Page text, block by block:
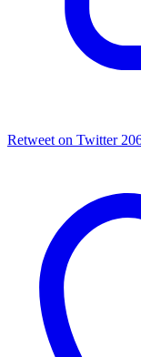
Retweet on Twitter